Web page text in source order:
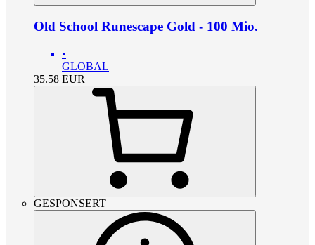
Old School Runescape Gold - 100 Mio.
•
GLOBAL
35.58 EUR
GESPONSERT